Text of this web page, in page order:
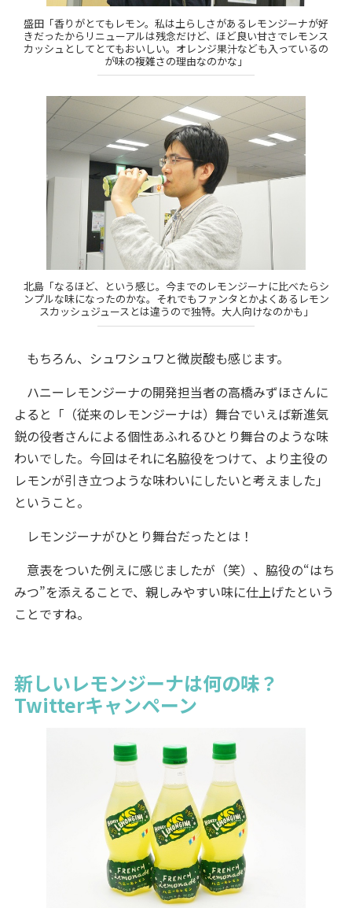
盛田「香りがとてもレモン。私は土らしさがあるレモンジーナが好
きだったからリニューアルは残念だけど、ほど良い甘さでレモンス
カッシュとしてとてもおいしい。オレンジ果汁なども入っているの
が味の複雑さの理由なのかな」
北島「なるほど、という感じ。今までのレモンジーナに比べたらシ
ンプルな味になったのかな。それでもファンタとかよくあるレモン
スカッシュジュースとは違うので独特。大人向けなのかも」
もちろん、シュワシュワと微炭酸も感じます。
ハニーレモンジーナの開発担当者の高橋みずほさんに
よると「（従来のレモンジーナは）舞台でいえば新進気
鋭の役者さんによる個性あふれるひとり舞台のような味
わいでした。今回はそれに名脇役をつけて、より主役の
レモンが引き立つような味わいにしたいと考えました」
ということ。
レモンジーナがひとり舞台だったとは！
意表をついた例えに感じましたが（笑）、脇役の“はち
みつ”を添えることで、親しみやすい味に仕上げたという
ことですね。
新しいレモンジーナは何の味？
Twitterキャンペーン